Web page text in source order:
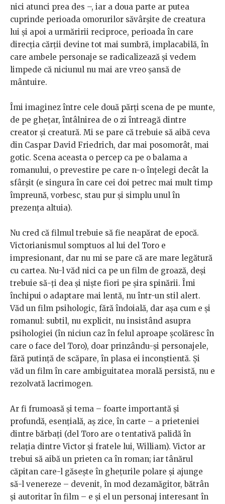
nici atunci prea des –, iar a doua parte ar putea
cuprinde perioada omorurilor săvârșite de creatura
lui și apoi a urmăririi reciproce, perioada în care
direcția cărții devine tot mai sumbră, implacabilă, în
care ambele personaje se radicalizează și vedem
limpede că niciunul nu mai are vreo șansă de
mântuire.
Îmi imaginez între cele două părți scena de pe munte,
de pe ghețar, întâlnirea de o zi întreagă dintre
creator și creatură. Mi se pare că trebuie să aibă ceva
din Caspar David Friedrich, dar mai posomorât, mai
gotic. Scena aceasta o percep ca pe o balama a
romanului, o prevestire pe care n-o înțelegi decât la
sfârșit (e singura în care cei doi petrec mai mult timp
împreună, vorbesc, stau pur și simplu unul în
prezența altuia).
Nu cred că filmul trebuie să fie neapărat de epocă.
Victorianismul somptuos al lui del Toro e
impresionant, dar nu mi se pare că are mare legătură
cu cartea. Nu-l văd nici ca pe un film de groază, deși
trebuie să-ți dea și niște fiori pe șira spinării. Îmi
închipui o adaptare mai lentă, nu într-un stil alert.
Văd un film psihologic, fără îndoială, dar așa cum e și
romanul: subtil, nu explicit, nu insistând asupra
psihologiei (în niciun caz în felul aproape școlăresc în
care o face del Toro), doar prinzându-și personajele,
fără putință de scăpare, în plasa ei inconștientă. Și
văd un film în care ambiguitatea morală persistă, nu e
rezolvată lacrimogen.
Ar fi frumoasă și tema – foarte importantă și
profundă, esențială, aș zice, în carte – a prieteniei
dintre bărbați (del Toro are o tentativă palidă în
relația dintre Victor și fratele lui, William). Victor ar
trebui să aibă un prieten ca în roman; iar tânărul
căpitan care-l găsește în ghețurile polare și ajunge
să-l venereze – devenit, în mod dezamăgitor, bătrân
și autoritar în film – e și el un personaj interesant în